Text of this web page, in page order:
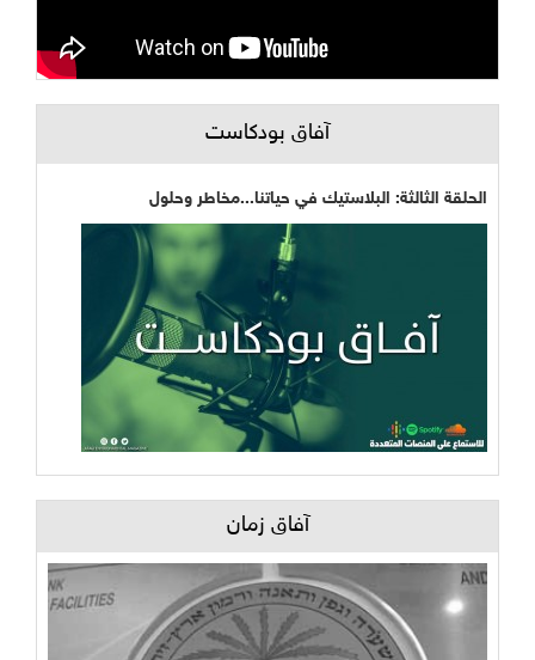
آفاق بودكاست
الحلقة الثالثة: البلاستيك في حياتنا...مخاطر وحلول
آفاق زمان